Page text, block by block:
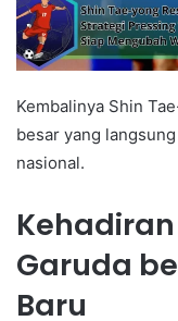
Kembalinya Shin
besar yang
nasional.
Garuda
Baru